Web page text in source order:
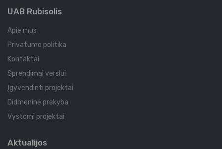
UAB Rubisolis
Apie mus
Privatumo politika
Kontaktai
Sprendimai verslui
Įgyvendinti projektai
Didmeninė prekyba
Vystomi projektai
Aktualijos